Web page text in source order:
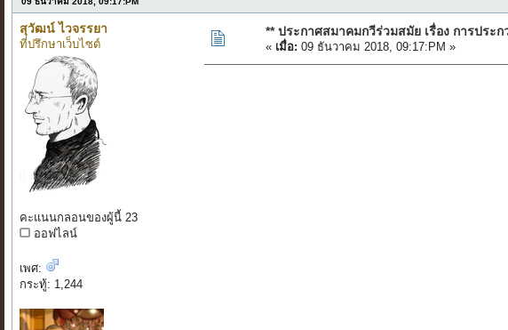
สุวัฒน์ ไวจรรยา
ที่ปรึกษาเว็บไซต์
คะแนนกลอนของผู้นี้ 23
ออฟไลน์
เพศ:
กระทู้: 1,244
** ประกาศสมาคมกวีร่วมสมัย เรื่อง การประก
« เมื่อ: 09 ธันวาคม 2018, 09:17:PM »